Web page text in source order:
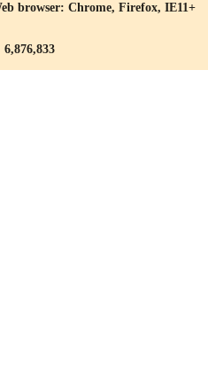
browser: Chrome, Firefox, IE11+